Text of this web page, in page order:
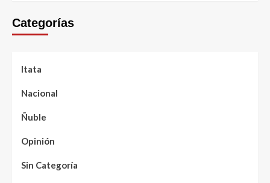
Categorías
Itata
Nacional
Ñuble
Opinión
Sin Categoría